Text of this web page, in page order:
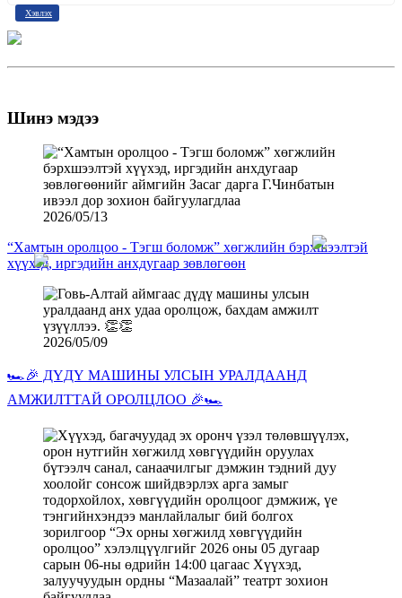
Хэвлэх
Шинэ мэдээ
2026/05/13
“Хамтын оролцоо - Тэгш боломж” хөгжлийн бэрхшээлтэй
хүүхэд, иргэдийн анхдугаар зөвлөгөөн
2026/05/09
🏎️🎉 ДҮДҮ МАШИНЫ УЛСЫН УРАЛДААНД
АМЖИЛТТАЙ ОРОЛЦЛОО 🎉🏎️